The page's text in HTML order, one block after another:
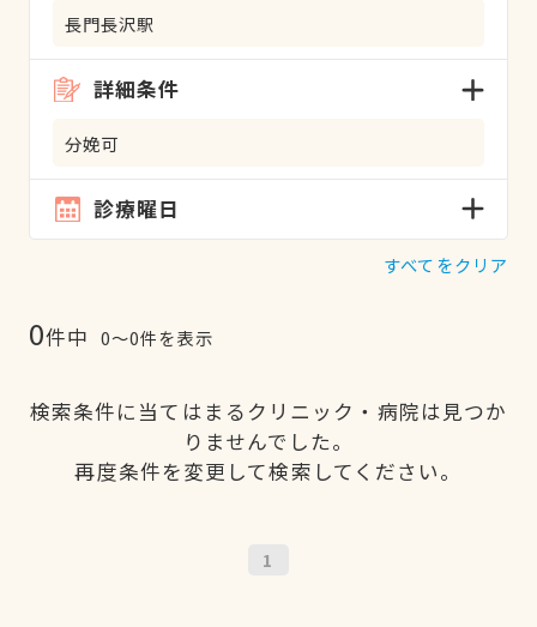
長門長沢駅
詳細条件
分娩可
診療曜日
すべてをクリア
0件中 0〜0件を表示
検索条件に当てはまるクリニック・病院は見つか
りませんでした。
再度条件を変更して検索してください。
1